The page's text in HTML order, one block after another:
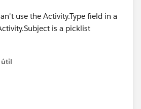
use the Activity.Type field in a
is a picklist
útil